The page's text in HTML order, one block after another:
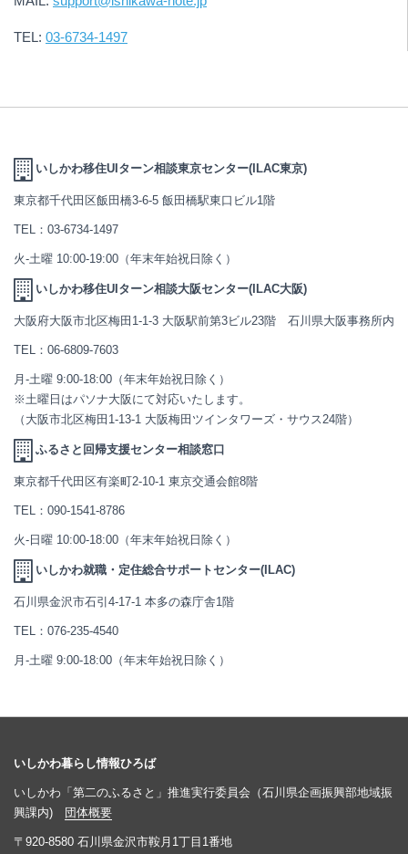
TEL: 03-6734-1497
いしかわ移住UIターン相談東京センター(ILAC東京)
東京都千代田区飯田橋3-6-5 飯田橋駅東口ビル1階
TEL： 03-6734-1497
火-土曜 10:00-19:00（年末年始祝日除く）
いしかわ移住UIターン相談大阪センター(ILAC大阪)
大阪府大阪市北区梅田1-1-3 大阪駅前第3ビル23階 石川県大阪事務所内
TEL： 06-6809-7603
月-土曜 9:00-18:00（年末年始祝日除く）
※土曜日はパソナ大阪にて対応いたします。
（大阪市北区梅田1-13-1 大阪梅田ツインタワーズ・サウス24階）
ふるさと回帰支援センター相談窓口
東京都千代田区有楽町2-10-1 東京交通会館8階
TEL： 090-1541-8786
火-日曜 10:00-18:00（年末年始祝日除く）
いしかわ就職・定住総合サポートセンター(ILAC)
石川県金沢市石引4-17-1 本多の森庁舎1階
TEL： 076-235-4540
月-土曜 9:00-18:00（年末年始祝日除く）
いしかわ暮らし情報ひろば
いしかわ「第二のふるさと」推進実行委員会（石川県企画振興部地域振
興課内)
団体概要
〒920-8580 石川県金沢市鞍月1丁目1番地